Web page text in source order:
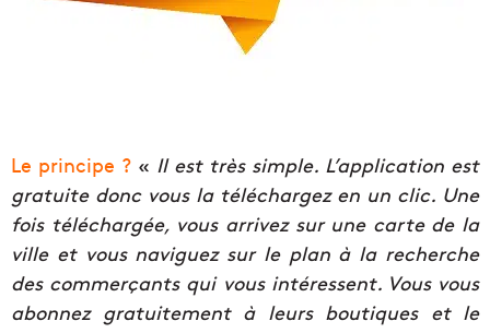
Le principe ? « Il est très simple. L’application est
gratuite donc vous la téléchargez en un clic. Une
fois téléchargée, vous arrivez sur une carte de la
ville et vous naviguez sur le plan à la recherche
des commerçants qui vous intéressent. Vous vous
abonnez gratuitement à leurs boutiques et le